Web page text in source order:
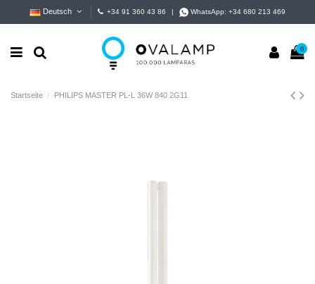
Deutsch +34 91 360 43 86 WhatsApp:+34 680 213 469
0
Startseite PHILIPS MASTER PL-L 36W 840 2G11